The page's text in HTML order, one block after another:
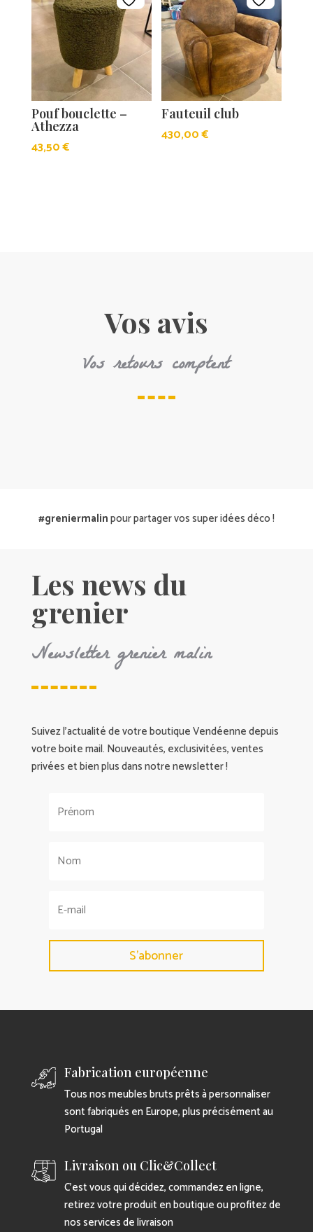
Pouf bouclette –
Athezza
43,50€
Fauteuil club
430,00€
Vos avis
Vos retours comptent
#greniermalinpour partager vos super idées déco !
Les news du
grenier
Newsletter grenier malin
Suivez l’actualité de votre boutique Vendéenne depuis
votre boite mail. Nouveautés, exclusivitées, ventes
privées et bien plus dans notre newsletter !
S'abonner
Fabrication européenne
Tous nos meubles bruts prêts à personnaliser
sont fabriqués en Europe, plus précisément au
Portugal
Livraison ou Clic&Collect
C’est vous qui décidez, commandez en ligne,
retirez votre produit en boutique ou profitez de
nos services de livraison